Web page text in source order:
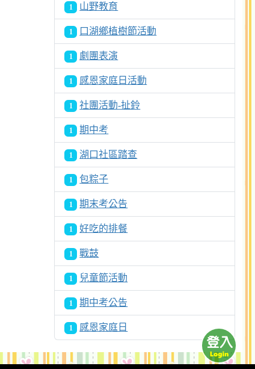
1 山野教育
1 口湖鄉植樹節活動
1 劇團表演
1 感恩家庭日活動
1 社團活動-扯鈴
1 期中考
1 湖口社區踏查
1 包粽子
1 期末考公告
1 好吃的排餐
1 戰鼓
1 兒童節活動
1 期中考公告
1 感恩家庭日